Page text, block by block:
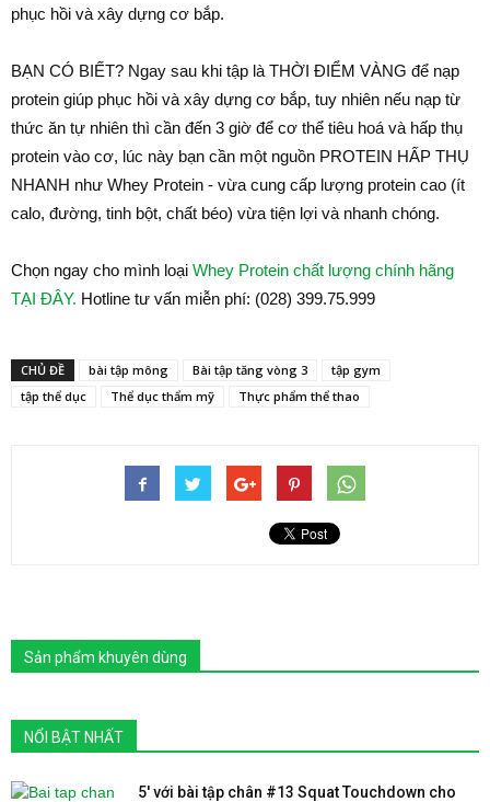
phục hồi và xây dựng cơ bắp.
BẠN CÓ BIẾT? Ngay sau khi tập là THỜI ĐIỂM VÀNG để nạp
protein giúp phục hồi và xây dựng cơ bắp, tuy nhiên nếu nạp từ
thức ăn tự nhiên thì cần đến 3 giờ để cơ thể tiêu hoá và hấp thụ
protein vào cơ, lúc này bạn cần một nguồn PROTEIN HẤP THỤ
NHANH như Whey Protein - vừa cung cấp lượng protein cao (ít
calo, đường, tinh bột, chất béo) vừa tiện lợi và nhanh chóng.
Chọn ngay cho mình loại Whey Protein chất lượng chính hãng
TẠI ĐÂY. Hotline tư vấn miễn phí: (028) 399.75.999
CHỦ ĐỀ bài tập mông Bài tập tăng vòng 3
tập gym
tập thể dục
Thể dục thẩm mỹ Thực phẩm thể thao
Sản phẩm khuyên dùng
NỔI BẬT NHẤT
5′ với bài tập chân #13 Squat Touchdown cho